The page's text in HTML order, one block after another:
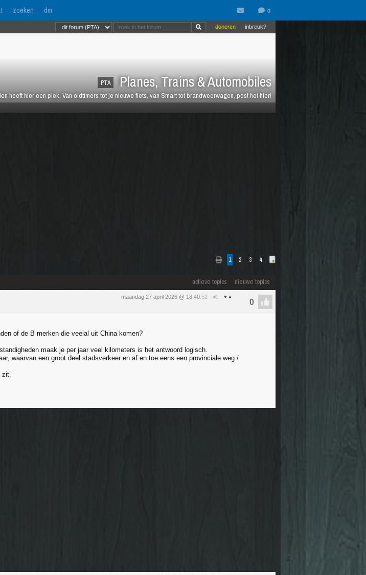
zoeken dm
PTA Planes, Trains & Automobiles
heeft hier een plek. Van oldtimers tot je nieuwe fiets, van Smart tot brandweerwagen, post het hier!
inbreuk?
doneren
1 2 3 4
actieve topics nieuwe topics
maandag 27 april 2026 @ 18:40:52 #1
of de B merken die veelal uit China komen?
maak je per jaar veel kilometers is het antwoord logisch.
waarvan een groot deel stadsverkeer en af en toe eens een provinciale weg /
zit.